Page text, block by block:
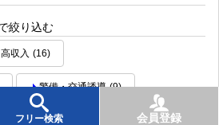
絞り込む
高収入 (16)
警備・交通誘導 (9)
フリー検索 会員登録